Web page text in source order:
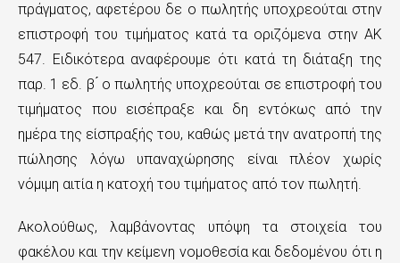
πράγματος, αφετέρου δε ο πωλητής υποχρεούται στην
επιστροφή του τιμήματος κατά τα οριζόμενα στην ΑΚ
547. Ειδικότερα αναφέρουμε ότι κατά τη διάταξη της
παρ. 1 εδ. β ́ ο πωλητής υποχρεούται σε επιστροφή του
τιμήματος που εισέπραξε και δη εντόκως από την
ημέρα της είσπραξής του, καθώς μετά την ανατροπή της
πώλησης λόγω υπαναχώρησης είναι πλέον χωρίς
νόμιμη αιτία η κατοχή του τιμήματος από τον πωλητή.
Ακολούθως, λαμβάνοντας υπόψη τα στοιχεία του
φακέλου και την κείμενη νομοθεσία και δεδομένου ότι η